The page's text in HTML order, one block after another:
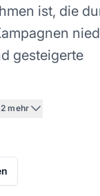
ist, die
gesteigerte
mehr